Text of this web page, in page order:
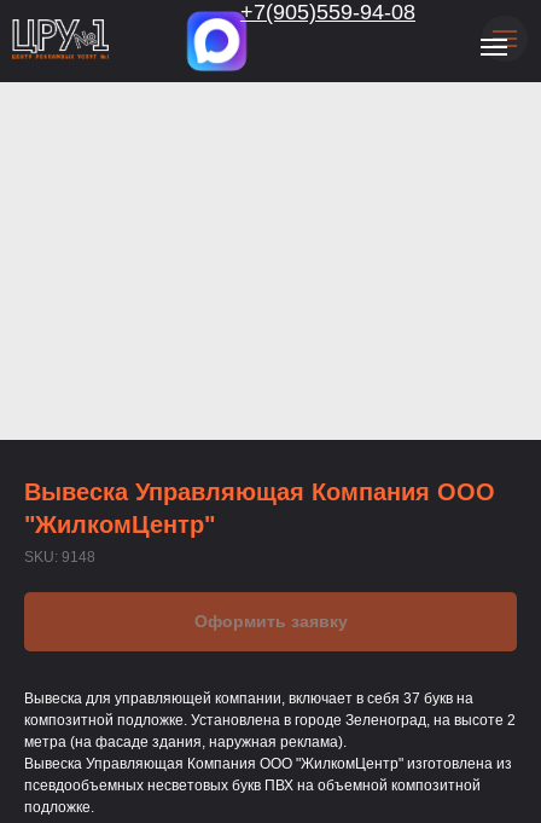
+7(905)559-94-08
Вывеска Управляющая Компания ООО
"ЖилкомЦентр"
SKU: 9148
Оформить заявку
Вывеска для управляющей компании, включает в себя 37 букв на
композитной подложке. Установлена в городе Зеленоград, на высоте 2
метра (на фасаде здания, наружная реклама).
Вывеска Управляющая Компания ООО "ЖилкомЦентр" изготовлена из
псевдообъемных несветовых букв ПВХ на объемной композитной
подложке.